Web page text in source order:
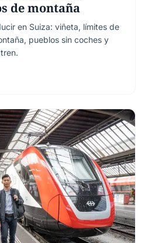
de montaña
en Suiza: viñeta, límites de
pueblos sin coches y